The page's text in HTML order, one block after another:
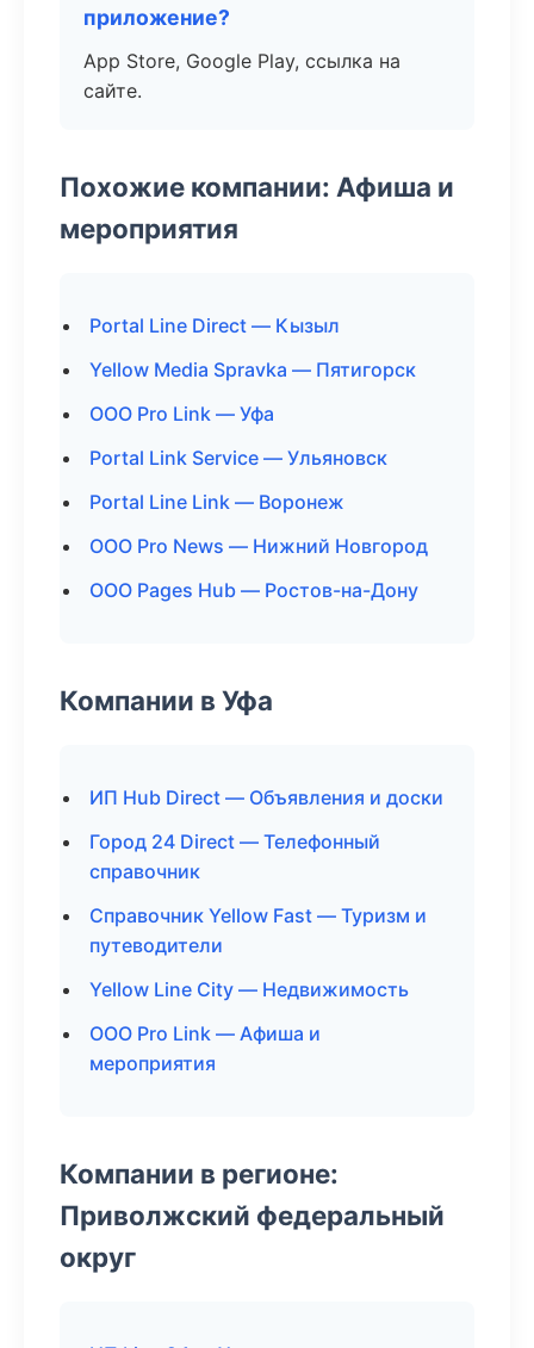
приложение?
App Store, Google Play, ссылка на
сайте.
Похожие компании: Афиша и
мероприятия
Portal Line Direct — Кызыл
Yellow Media Spravka — Пятигорск
ООО Pro Link — Уфа
Portal Link Service — Ульяновск
Portal Line Link — Воронеж
ООО Pro News — Нижний Новгород
ООО Pages Hub — Ростов-на-Дону
Компании в Уфа
ИП Hub Direct — Объявления и доски
Город 24 Direct — Телефонный
справочник
Справочник Yellow Fast — Туризм и
путеводители
Yellow Line City — Недвижимость
ООО Pro Link — Афиша и
мероприятия
Компании в регионе:
Приволжский федеральный
округ